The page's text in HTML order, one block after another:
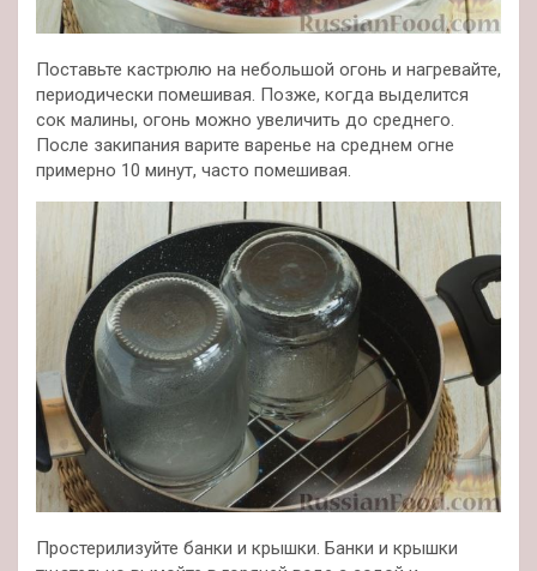
Поставьте кастрюлю на небольшой огонь и нагревайте,
периодически помешивая. Позже, когда выделится
сок малины, огонь можно увеличить до среднего.
После закипания варите варенье на среднем огне
примерно 10 минут, часто помешивая.
Простерилизуйте банки и крышки. Банки и крышки